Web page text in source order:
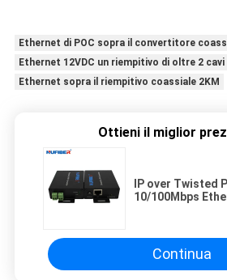
Ethernet di POC sopra il convertitore
Ethernet 12VDC un riempitivo di oltre 2 cavi
Ethernet sopra il riempitivo coassiale 2KM
Ottieni il miglior
IP over Twisted
10/100Mbps
Continua